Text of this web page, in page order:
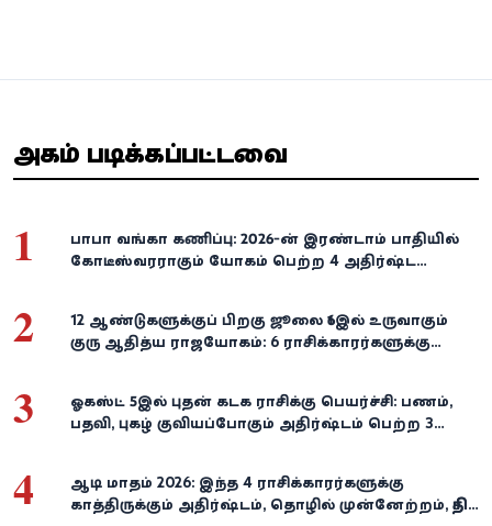
அதிகம் படிக்கப்பட்டவை
1
பாபா வங்கா கணிப்பு: 2026-ன் இரண்டாம் பாதியில்
கோடீஸ்வரராகும் யோகம் பெற்ற 4 அதிர்ஷ்ட
2
12 ஆண்டுகளுக்குப் பிறகு ஜூலை 16இல் உருவாகும்
குரு ஆதித்ய ராஜயோகம்: 6 ராசிக்காரர்களுக்கு
3
ஓகஸ்ட் 5இல் புதன் கடக ராசிக்கு பெயர்ச்சி: பணம்,
பதவி, புகழ் குவியப்போகும் அதிர்ஷ்டம் பெற்ற 3
4
ஆடி மாதம் 2026: இந்த 4 ராசிக்காரர்களுக்கு
காத்திருக்கும் அதிர்ஷ்டம், தொழில் முன்னேற்றம், நிதி